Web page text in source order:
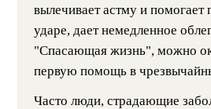
вылечивает астму и
ударе, дает немедленное
"Спасающая жизнь", можно
первую помощь в
Часто люди, страдающие